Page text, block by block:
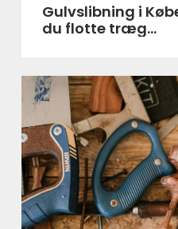
Gulvslibning i
du flotte træg...